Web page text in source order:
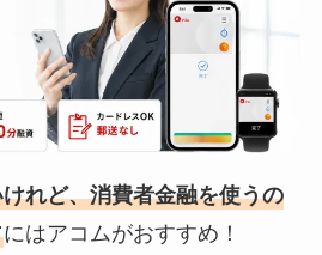
れど、消費者金融を使うの
にはアコムがおすすめ！